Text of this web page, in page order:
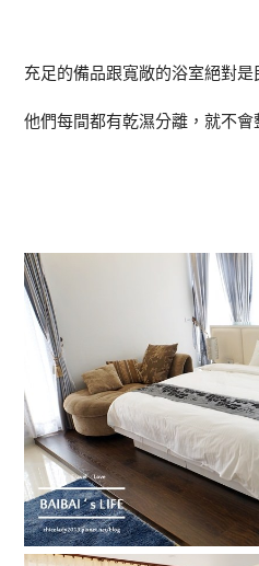
充足的備品跟寬敞的浴室絕對
他們每間都有乾濕分離，就不